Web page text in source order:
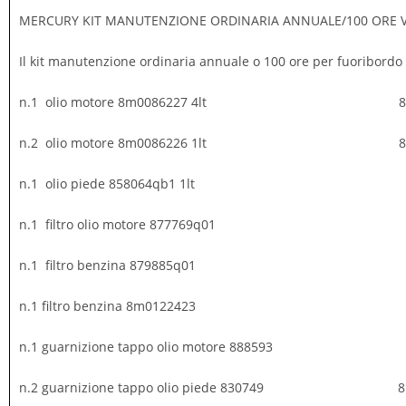
MERCURY KIT MANUTENZIONE ORDINARIA ANNUALE/100
Il kit manutenzione ordinaria annuale o 100 ore per
n.1 olio motore 8m0086227 4lt
n.2 olio motore 8m0086226 1lt
n.1 olio piede 858064qb1 1lt
n.1 filtro olio motore 877769q01
n.1 filtro benzina 879885q01
n.1 filtro benzina 8m0122423
n.1 guarnizione tappo olio motore 888593
n.2 guarnizione tappo olio piede 830749